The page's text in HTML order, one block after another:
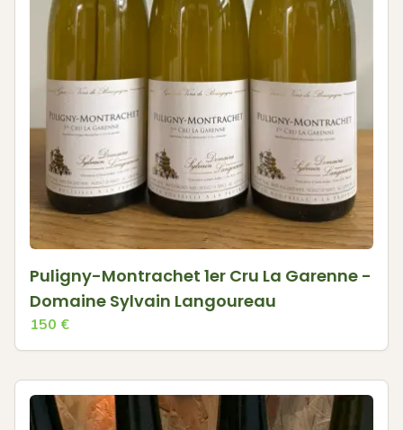
Puligny-Montrachet 1er Cru La Garenne -
Domaine Sylvain Langoureau
150 €